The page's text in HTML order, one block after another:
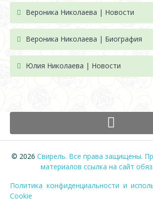
Вероника Николаева | Новости
Вероника Николаева | Биография
Юлия Николаева | Новости
© 2026 Свирель. Все права защищены.
материалов ссылка на сайт
Политика конфиденциальности и
Cookie